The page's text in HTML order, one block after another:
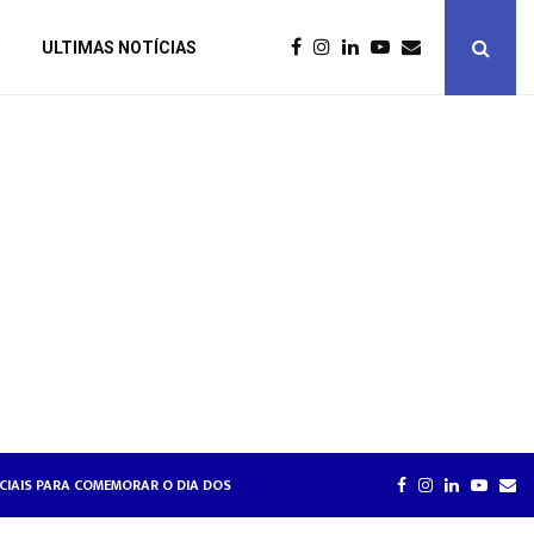
ULTIMAS NOTÍCIAS
PARA COMEMORAR O DIA DOS NAMORADOS
RELAÇÕES DE TRABALHO NA HOTELARIA FACEBOOK
INSTAGRAM
LINKEDIN